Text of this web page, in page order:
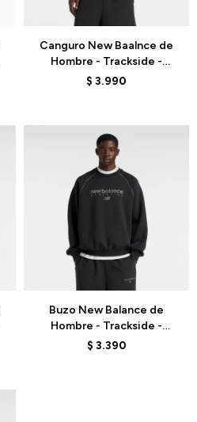
Canguro New Baalnce de
Hombre - Trackside -
MT611629BK - BLACK
$ 3.990
Talle
Buzo New Balance de
Hombre - Trackside -
MT61U4JOBK - BLACK
$ 3.390